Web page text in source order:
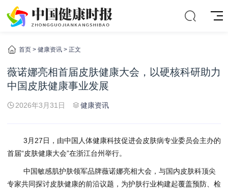
首页 > 健康资讯 > 正文
薇诺娜亮相首届皮肤健康大会，以硬核科研助力
中国皮肤健康事业发展
2026年3月31日 健康资讯
3月27日，由中国人体健康科技促进会皮肤病专业委员会主办的
首届“皮肤健康大会”在浙江台州举行。
中国敏感肌护肤领军品牌薇诺娜亮相大会，与国内皮肤科顶尖
专家共同探讨皮肤健康的前沿议题，为护肤行业构建起覆盖预防、检